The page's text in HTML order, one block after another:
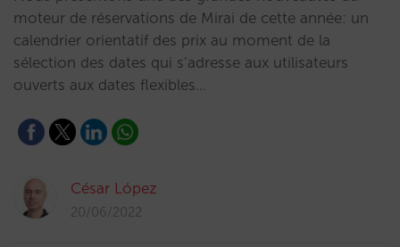
moteur de réservations de Mirai de cette année: un
calendrier orientatif des prix au moment de la
sélection des dates qui s’adresse aux utilisateurs
ouverts aux dates flexibles…
César López
20/06/2022